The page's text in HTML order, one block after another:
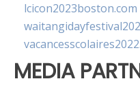
lcicon2023boston.com
MEDIA